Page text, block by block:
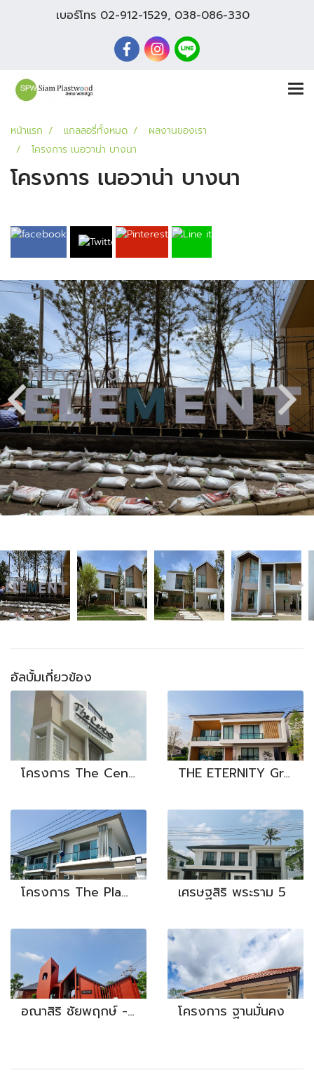
เบอร์โทร 02-912-1529, 038-086-330
หน้าแรก แกลลอรี่ทั้งหมด
ผลงานของเรา
โครงการ เนอวาน่า บางนา
โครงการ เนอวาน่า บางนา
อัลบั้มเกี่ยวข้อง
โครงการ The Centro Ramindra - Plastwood THE ETERNITY Greenwood รังสิต-วงแหวน
โครงการ The Plam แจ้งวัฒนะ เศรษฐสิริ พระราม 5
อณาสิริ ชัยพฤกษ์ - วงแหวน โครงการ ฐานมั่นคง